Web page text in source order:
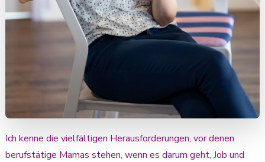
Ich kenne die vielfältigen Herausforderungen, vor denen
berufstätige Mamas stehen, wenn es darum geht, Job und